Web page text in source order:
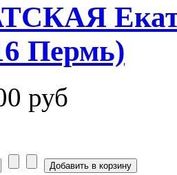
Пермь)
руб